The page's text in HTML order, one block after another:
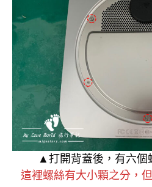
▲打開背蓋後，有六個
這裡螺絲有大小顆之分，